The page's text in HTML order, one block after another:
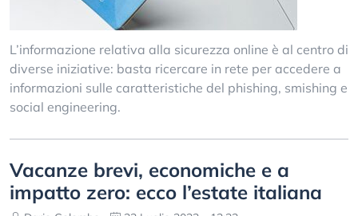
L’informazione relativa alla sicurezza online è al centro di
diverse iniziative: basta ricercare in rete per accedere a
informazioni sulle caratteristiche del phishing, smishing e
social engineering.
Vacanze brevi, economiche e a
impatto zero: ecco l’estate italiana